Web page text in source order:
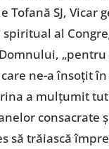
Tofană SJ, Vicar
al
„pentru
ne-a însoțit în
a mulțumit
consacrate
să trăiască